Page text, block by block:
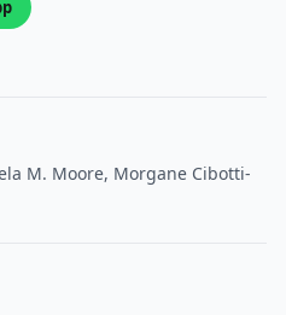
M. Moore, Morgane Cibotti-